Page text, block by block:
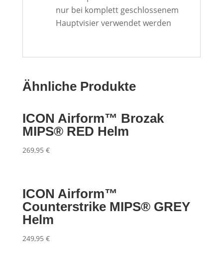
nur bei komplett geschlossenem
Hauptvisier verwendet werden
Ähnliche Produkte
ICON Airform™ Brozak
MIPS® RED Helm
269,95 €
ICON Airform™
Counterstrike MIPS® GREY
Helm
249,95 €